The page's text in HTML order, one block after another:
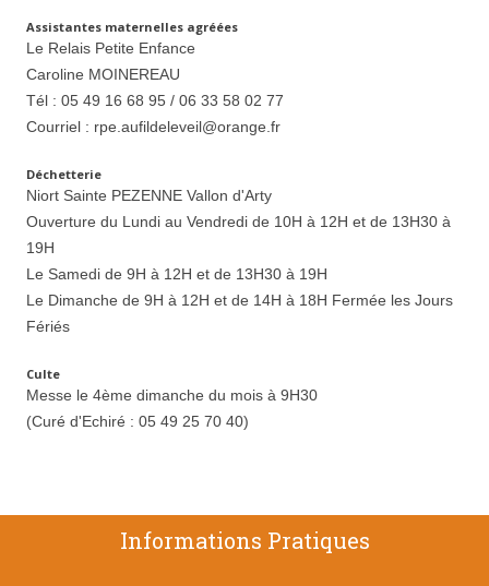
Assistantes maternelles agréées
Le Relais Petite Enfance
Caroline MOINEREAU
Tél : 05 49 16 68 95 / 06 33 58 02 77
Courriel : rpe.aufildeleveil@orange.fr
Déchetterie
Niort Sainte PEZENNE Vallon d'Arty
Ouverture du Lundi au Vendredi de 10H à 12H et de 13H30 à
19H
Le Samedi de 9H à 12H et de 13H30 à 19H
Le Dimanche de 9H à 12H et de 14H à 18H Fermée les Jours
Fériés
Culte
Messe le 4ème dimanche du mois à 9H30
(Curé d'Echiré : 05 49 25 70 40)
Informations Pratiques